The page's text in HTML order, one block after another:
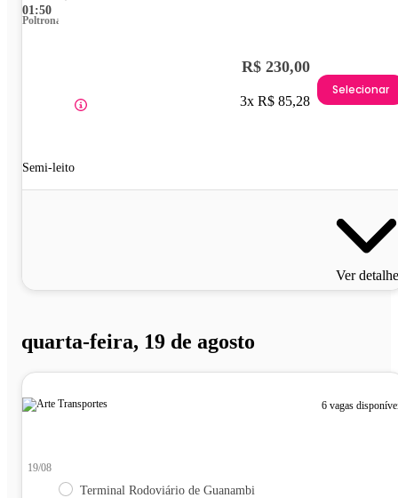
01:50
Poltrona
Semi-leito
R$ 230,00
3x R$ 85,28
Selecionar
Ver
quarta-feira, 19 de agosto
6 vagas
19/08
Terminal Rodoviário de Guanambi